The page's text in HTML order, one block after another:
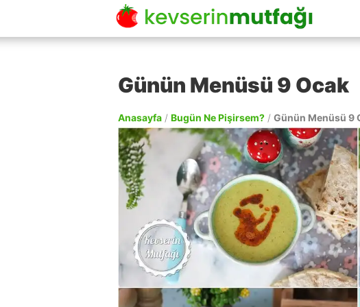
Günün Menüsü 9 Ocak
Anasayfa / Bugün Ne Pişirsem? / Günün Menüsü 9